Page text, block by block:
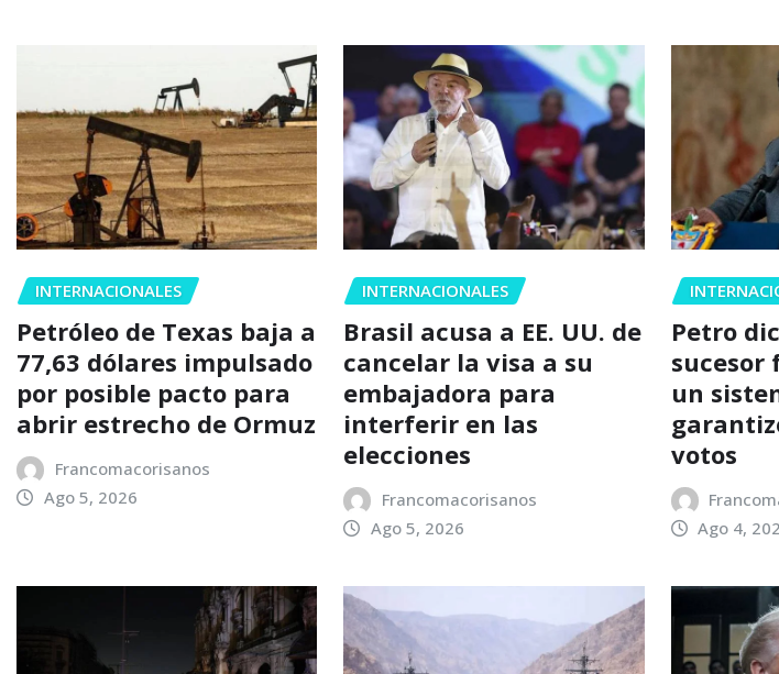
INTERNACIONALES
Petróleo de Texas baja a
77,63 dólares impulsado
por posible pacto para
abrir estrecho de Ormuz
Francomacorisanos
Ago 5, 2026
INTERNACIONALES
Brasil acusa a EE. UU. de
cancelar la visa a su
embajadora para
interferir en las
elecciones
Francomacorisanos
Ago 5, 2026
Petro
sucesor
un
votos
Ago 4,